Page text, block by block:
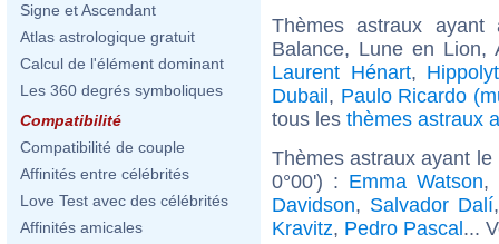
Signe et Ascendant
Atlas astrologique gratuit
Calcul de l'élément dominant
Les 360 degrés symboliques
Compatibilité
Compatibilité de couple
Affinités entre célébrités
Love Test avec des célébrités
Affinités amicales
Thèmes astraux
Balance, Lune en
Laurent Hénart,
Dubail, Paulo Ricardo
tous les thèmes astraux
Thèmes astraux ayant
0°00') : Emma Watson,
Davidson, Salvador Dalí
Kravitz, Pedro Pascal...